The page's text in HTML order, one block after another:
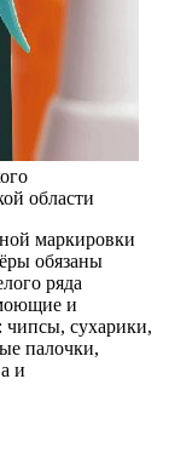
области
маркировки
обязаны
ряда
и
чипсы, сухарики,
палочки,
и